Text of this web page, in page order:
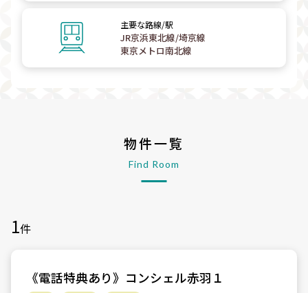
主要な路線/駅
JR京浜東北線/埼京線
東京メトロ南北線
物件一覧
Find Room
1件
《電話特典あり》コンシェル赤羽１